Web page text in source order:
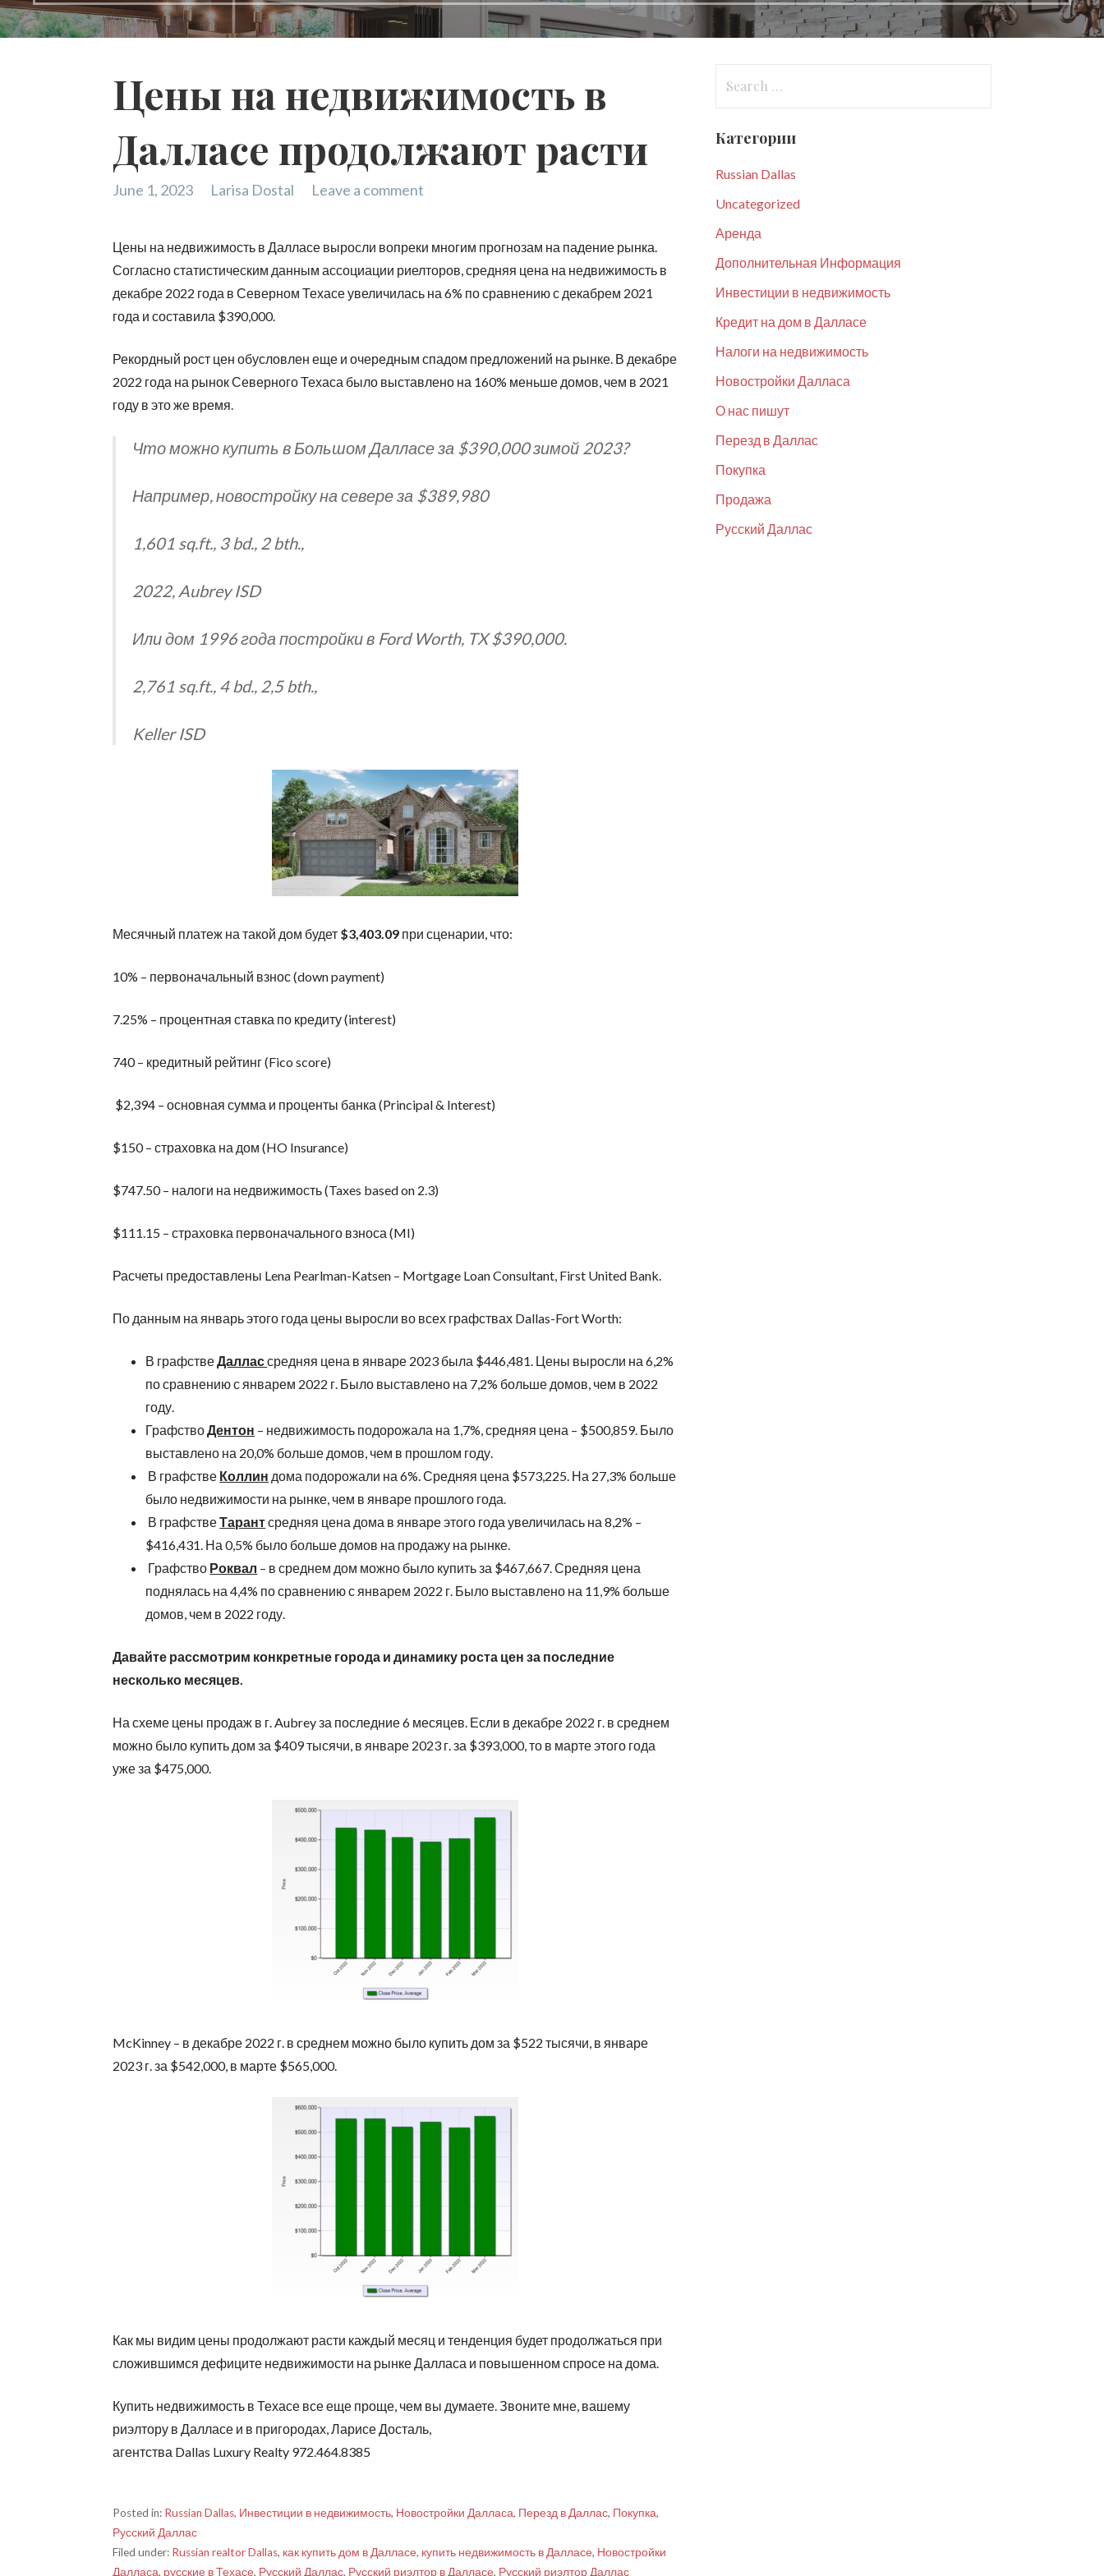
Цены на недвижимость в
Далласе продолжают расти
June 1, 2023 Larisa Dostal Leave a comment
Цены на недвижимость в Далласе выросли вопреки многим прогнозам на падение рынка.
Согласно статистическим данным ассоциации риелторов, средняя цена на недвижимость в
декабре 2022 года в Северном Техасе увеличилась на 6% по сравнению с декабрем 2021
года и составила $390,000.
Рекордный рост цен обусловлен еще и очередным спадом предложений на рынке. В декабре
2022 года на рынок Северного Техаса было выставлено на 160% меньше домов, чем в 2021
году в это же время.
Что можно купить в Большом Далласе за $390,000 зимой 2023?
Например, новостройку на севере за $389,980
1,601 sq.ft., 3 bd., 2 bth.,
2022, Aubrey ISD
Или дом 1996 года постройкив Ford Worth, TX $390,000.
2,761 sq.ft., 4 bd., 2,5 bth.,
Keller ISD
Месячный платеж на такой дом будет $3,403.09 при сценарии, что:
10% – первоначальный взнос (down payment)
7.25% – процентная ставка по кредиту (interest)
740 – кредитный рейтинг (Fico score)
$2,394 – основная сумма и проценты банка (Principal & Interest)
$150 – страховка на дом (HO Insurance)
$747.50 – налоги на недвижимость (Taxes based on 2.3)
$111.15 – страховка первоначального взноса (MI)
Расчеты предоставлены Lena Pearlman-Katsen – Mortgage Loan Consultant, First United Bank.
По данным на январь этого года цены выросли во всех графствах Dallas-Fort Worth:
В графствеДаллассредняя цена в январе 2023 была $446,481. Цены выросли на 6,2%
по сравнению с январем 2022 г. Было выставлено на 7,2% больше домов, чем в 2022
году.
ГрафствоДентон – недвижимость подорожала на 1,7%, средняя цена – $500,859. Было
выставлено на 20,0% больше домов, чем в прошлом году.
В графстве Коллин дома подорожали на 6%. Средняя цена $573,225. На 27,3% больше
было недвижимости на рынке, чем в январе прошлого года.
В графствеТарантсредняя цена дома в январе этого года увеличилась на 8,2% –
$416,431. На 0,5% было больше домов на продажу на рынке.
Графство Роквал – в среднем дом можно было купить за $467,667. Средняя цена
поднялась на 4,4% по сравнению с январем 2022 г. Было выставлено на 11,9% больше
домов, чем в 2022 году.
Давайте рассмотрим конкретные города и динамику роста цен за последние
несколько месяцев.
На схеме цены продаж в г. Aubrey за последние 6 месяцев. Если в декабре 2022 г. в среднем
можно было купить дом за $409 тысячи, в январе 2023 г. за $393,000, то в марте этого года
уже за $475,000.
McKinney – в декабре 2022 г. в среднем можно было купить дом за $522 тысячи, в январе
2023 г. за $542,000, в марте $565,000.
Как мы видим цены продолжают расти каждый месяц и тенденция будет продолжаться при
сложившимся дефиците недвижимости на рынке Далласа и повышенном спросе на дома.
Купить недвижимость в Техасе все еще проще, чем вы думаете. Звоните мне, вашему
риэлтору в Далласе и в пригородах, Ларисе Досталь,
агентства Dallas Luxury Realty 972.464.8385
Posted in: Russian Dallas, Инвестиции в недвижимость, Новостройки Далласа, Перезд в Даллас, Покупка,
Русский Даллас
Filed under: Russian realtor Dallas, как купить дом в Далласе, купить недвижимость в Далласе, Новостройки
Далласа, русские в Техасе, Русский Даллас, Русский риэлтор в Далласе, Русский риэлтор Даллас
Категории
Russian Dallas
Uncategorized
Аренда
Дополнительная Информация
Инвестиции в недвижимость
Кредит на дом в Далласе
Налоги на недвижимость
Новостройки Далласа
О нас пишут
Перезд в Даллас
Покупка
Продажа
Русский Даллас